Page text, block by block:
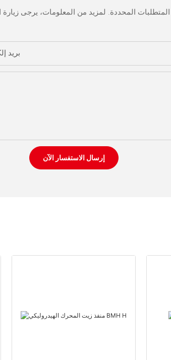
بريد
إرسال الاستفسار الآن